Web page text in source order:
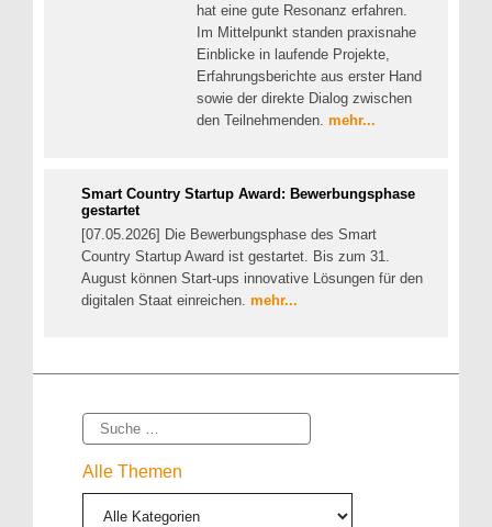
hat eine gute Resonanz erfahren.
Im Mittelpunkt standen praxisnahe
Einblicke in laufende Projekte,
Erfahrungsberichte aus erster Hand
sowie der direkte Dialog zwischen
den Teilnehmenden. mehr...
Smart Country Startup Award: Bewerbungsphase
gestartet
[07.05.2026] Die Bewerbungsphase des Smart
Country Startup Award ist gestartet. Bis zum 31.
August können Start-ups innovative Lösungen für den
digitalen Staat einreichen. mehr...
Suche
Alle Themen